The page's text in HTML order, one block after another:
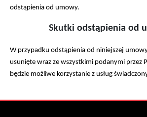
odstąpienia od umowy.
Skutki odstąpienia od
W przypadku odstąpienia od niniejszej
usunięte wraz ze wszystkimi podanymi przez
będzie możliwe korzystanie z usług